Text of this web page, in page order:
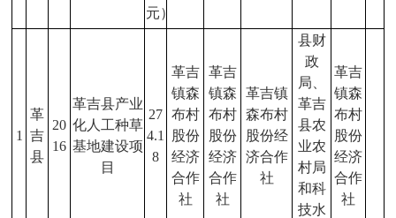
元）
1
革
吉
县
20
16
革吉县产业
化人工种草
基地建设项
目
27
4.1
8
革吉
镇森
布村
股份
经济
合作
社
革吉
镇森
布村
股份
经济
合作
社
革吉镇
森布村
股份经
济合作
社
县财
政
局、
革吉
县农
业农
村局
和科
技水
革吉
镇森
布村
股份
经济
合作
社